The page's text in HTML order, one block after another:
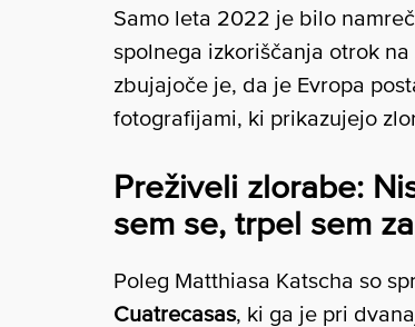
Samo leta 2022 je bilo
spolnega izkoriščanja otrok
zbujajoče je, da je Evropa
fotografijami, ki prikazujejo
Preživeli zlorabe:
sem se, trpel sem
Poleg Matthiasa Katscha so
Cuatrecasas, ki ga je pri